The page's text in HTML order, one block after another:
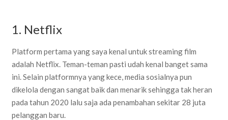
1. Netflix
Platform pertama yang saya kenal untuk streaming film
adalah Netflix. Teman-teman pasti udah kenal banget sama
ini. Selain platformnya yang kece, media sosialnya pun
dikelola dengan sangat baik dan menarik sehingga tak heran
pada tahun 2020 lalu saja ada penambahan sekitar 28 juta
pelanggan baru.